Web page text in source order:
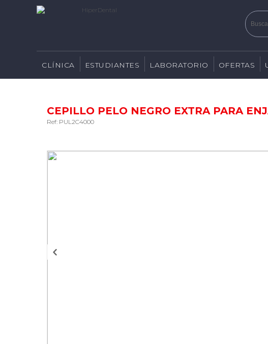
CLÍNICA ESTUDIANTES LABORATORIO OFERTAS
CEPILLO PELO NEGRO EXTRA PARA
Ref: PUL2C4000